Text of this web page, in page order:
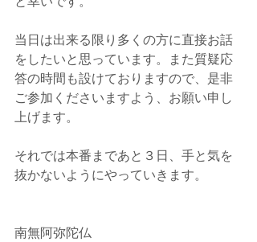
当日は出来る限り多くの方に直接お話
をしたいと思っています。また質疑応
答の時間も設けておりますので、是非
ご参加くださいますよう、お願い申し
上げます。
それでは本番まであと３日、手と気を
抜かないようにやっていきます。
南無阿弥陀仏